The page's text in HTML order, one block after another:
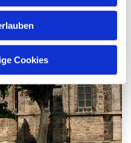
Cookies